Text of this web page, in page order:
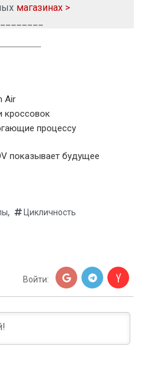
магазинах >
Air
кроссовок
процессу
показывает будущее
, Цикличность
Войти: